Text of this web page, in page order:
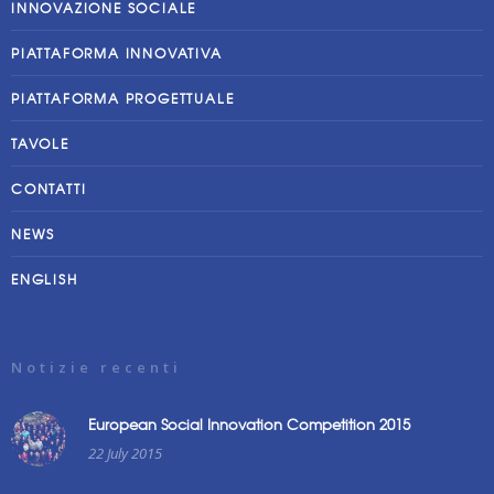
INNOVAZIONE SOCIALE
PIATTAFORMA INNOVATIVA
PIATTAFORMA PROGETTUALE
TAVOLE
CONTATTI
NEWS
ENGLISH
Notizie recenti
European Social Innovation Competition 2015
22 July 2015